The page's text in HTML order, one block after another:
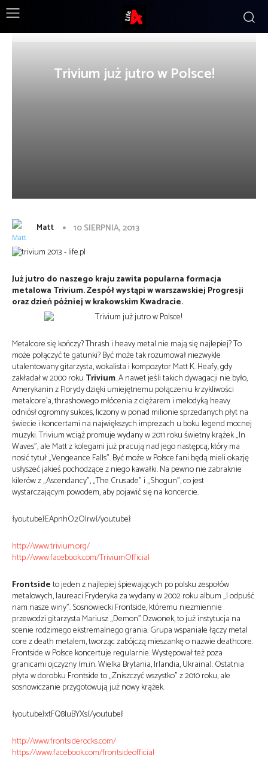
Trivium już jutro w Polsce!
Matt 10 SIERPNIA, 2013
Już jutro do naszego kraju zawita popularna formacja
metalowa Trivium. Zespół wystąpi w warszawskiej Progresji
oraz dzień później w krakowskim Kwadracie.
Metalcore się kończy? Thrash i heavy metal nie mają się najlepiej? To
może połączyć te gatunki? Być może tak rozumował niezwykle
utalentowany gitarzysta, wokalista i kompozytor Matt K. Heafy, gdy
zakładał w 2000 roku Trivium. A nawet jeśli takich dywagacji nie było,
Amerykanin z Florydy dzięki umiejętnemu połączeniu krzykliwości
metalcore’a, thrashowego młócenia z ciężarem i melodyką heavy
odniósł ogromny sukces, liczony w ponad milionie sprzedanych płyt na
świecie i koncertami na największych imprezach u boku legend mocnej
muzyki. Trivium wciąż promuje wydany w 2011 roku świetny krążek „In
Waves”, ale Matt z kolegami już pracują nad jego następcą, który ma
nosić tytuł „Vengeance Falls”. Być może w Polsce fani będą mieli okazję
usłyszeć jakieś pochodzące z niego kawałki. Na pewno nie zabraknie
kilerów z „Ascendancy”, „The Crusade” i „Shogun”, co jest
wystarczającym powodem, aby pojawić się na koncercie.
{youtube}EApnhO2OIrw{/youtube}
http://www.trivium.org/
http://www.facebook.com/TriviumOfficial
Frontsideto jeden z najlepiej śpiewających po polsku zespołów
metalowych, laureaci Fryderyka za wydany w 2002 roku album „I odpuść
nam nasze winy”. Sosnowiecki Frontside, któremu niezmiennie
przewodzi gitarzysta Mariusz „Demon” Dzwonek, to już instytucja na
scenie rodzimego ekstremalnego grania. Grupa wspaniale łączy metal
core z death metalem, tworząc zabójczą mieszankę o nazwie deathcore.
Frontside w Polsce koncertuje regularnie. Występował też poza
granicami ojczyzny (m.in. Wielka Brytania, Irlandia, Ukraina). Ostatnia
płyta w dorobku Frontside to „Zniszczyć wszystko” z 2010 roku, ale
sosnowiczanie przygotowują już nowy krążek.
{youtube}xtFQ8IuBYXs{/youtube}
http://www.frontsiderocks.com/
https://www.facebook.com/frontsideofficial